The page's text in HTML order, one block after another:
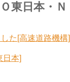
東日本・
た[高速道路機構]
日本]